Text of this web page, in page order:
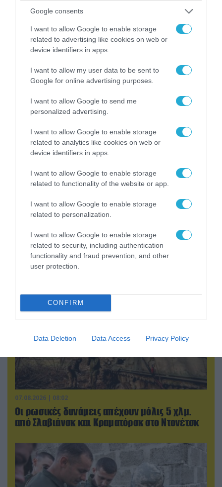
Google consents
I want to allow Google to enable storage
related to advertising like cookies on web or
device identifiers in apps.
I want to allow my user data to be sent to
Google for online advertising purposes.
I want to allow Google to send me
personalized advertising.
I want to allow Google to enable storage
related to analytics like cookies on web or
device identifiers in apps.
I want to allow Google to enable storage
related to functionality of the website or app.
I want to allow Google to enable storage
related to personalization.
I want to allow Google to enable storage
related to security, including authentication
functionality and fraud prevention, and other
user protection.
CONFIRM
Data Deletion Data Access Privacy Policy
07.08.2026 | 16:02
Κ.Τσίγκας για νέα Canadair DHC-515: «Θα
πετούν τη νύχτα αλλά δεν θα πραγματοποιούν
ρίψεις νερού»
07.08.2026 | 02:02
Στο Βελιγράδι ο Β.Ζελένσκι: «Πρέπει να
αποσπάσουμε τους Σέρβους από το
στρατόπεδο της Ρωσίας»
07.08.2026 | 08:02
Οι ρωσικές δυνάμεις απέχουν μόλις 5 χλμ.
από Σλαβιάνσκ και Κραματόρσκ στο Ντονέτσκ